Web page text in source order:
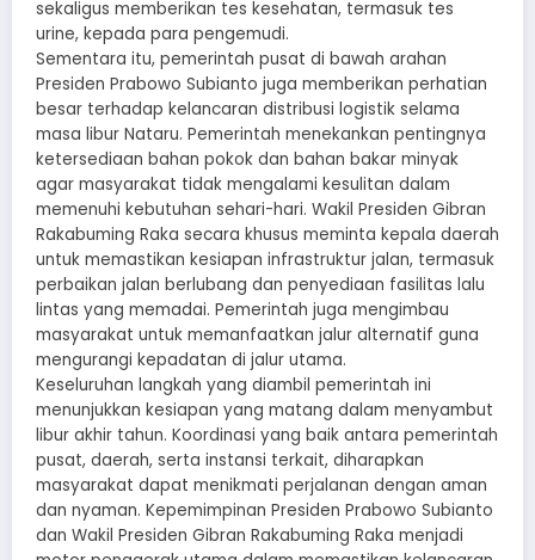
sekaligus memberikan tes kesehatan, termasuk tes
urine, kepada para pengemudi.
Sementara itu, pemerintah pusat di bawah arahan
Presiden Prabowo Subianto juga memberikan perhatian
besar terhadap kelancaran distribusi logistik selama
masa libur Nataru. Pemerintah menekankan pentingnya
ketersediaan bahan pokok dan bahan bakar minyak
agar masyarakat tidak mengalami kesulitan dalam
memenuhi kebutuhan sehari-hari. Wakil Presiden Gibran
Rakabuming Raka secara khusus meminta kepala daerah
untuk memastikan kesiapan infrastruktur jalan, termasuk
perbaikan jalan berlubang dan penyediaan fasilitas lalu
lintas yang memadai. Pemerintah juga mengimbau
masyarakat untuk memanfaatkan jalur alternatif guna
mengurangi kepadatan di jalur utama.
Keseluruhan langkah yang diambil pemerintah ini
menunjukkan kesiapan yang matang dalam menyambut
libur akhir tahun. Koordinasi yang baik antara pemerintah
pusat, daerah, serta instansi terkait, diharapkan
masyarakat dapat menikmati perjalanan dengan aman
dan nyaman. Kepemimpinan Presiden Prabowo Subianto
dan Wakil Presiden Gibran Rakabuming Raka menjadi